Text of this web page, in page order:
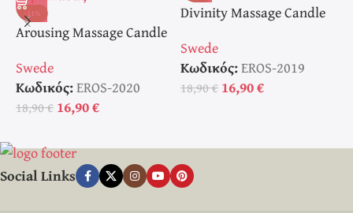
-11%
Arousing Massage Candle
Swede
Κωδικός:EROS-2020
18,90€ 16,90€
Divinity Massage Candle
Swede
Κωδικός:EROS-2019
18,90€ 16,90€
Social Links